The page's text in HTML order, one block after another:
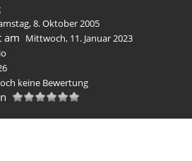
8. Oktober 2005
am Mittwoch, 11. Januar 2023
keine Bewertung